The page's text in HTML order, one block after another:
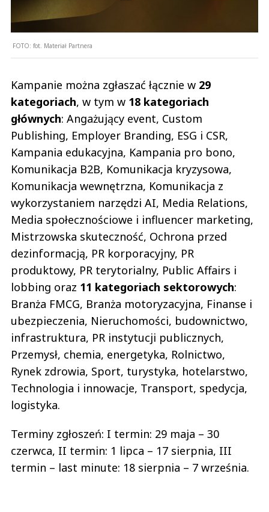
FOTO: fot. Materiał Partnera
Kampanie można zgłaszać łącznie w 29
kategoriach, w tym w 18 kategoriach
głównych: Angażujący event, Custom
Publishing, Employer Branding, ESG i CSR,
Kampania edukacyjna, Kampania pro bono,
Komunikacja B2B, Komunikacja kryzysowa,
Komunikacja wewnętrzna, Komunikacja z
wykorzystaniem narzędzi AI, Media Relations,
Media społecznościowe i influencer marketing,
Mistrzowska skuteczność, Ochrona przed
dezinformacją, PR korporacyjny, PR
produktowy, PR terytorialny, Public Affairs i
lobbing oraz 11 kategoriach sektorowych:
Branża FMCG, Branża motoryzacyjna, Finanse i
ubezpieczenia, Nieruchomości, budownictwo,
infrastruktura, PR instytucji publicznych,
Przemysł, chemia, energetyka, Rolnictwo,
Rynek zdrowia, Sport, turystyka, hotelarstwo,
Technologia i innowacje, Transport, spedycja,
logistyka.
Terminy zgłoszeń: I termin: 29 maja – 30
czerwca, II termin: 1 lipca – 17 sierpnia, III
termin – last minute: 18 sierpnia – 7 września.